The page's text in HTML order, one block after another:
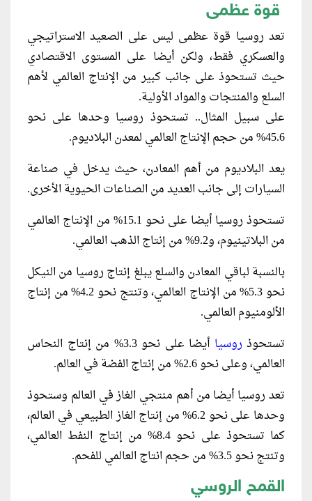
قوة عظمى
تعد روسيا قوة عظمى ليس على الصعيد الاستراتيجي
والعسكري فقط، ولكن أيضا على المستوى الاقتصادي
حيث تستحوذ على جانب كبير من الإنتاج العالمي لأهم
السلع والمنتجات والمواد الأولية.
على سبيل المثال.. تستحوذ روسيا وحدها على نحو
45.6% من حجم الإنتاج العالمي لمعدن البلاديوم.
يعد البلاديوم من أهم المعادن، حيث يدخل في صناعة
السيارات إلى جانب العديد من الصناعات الحيوية الأخرى.
تستحوذ روسيا أيضا على نحو 15.1% من الإنتاج العالمي
من البلاتينيوم، و9.2% من إنتاج الذهب العالمي.
بالنسبة لباقي المعادن والسلع يبلغ إنتاج روسيا من النيكل
نحو 5.3% من الإنتاج العالمي، وتنتج نحو 4.2% من إنتاج
الألومنيوم العالمي.
تستحوذ روسيا
أيضا على نحو 3.3% من إنتاج النحاس
العالمي، وعلى نحو 2.6% من إنتاج الفضة في العالم.
تعد روسيا أيضا من أهم منتجي الغاز في العالم وستحوذ
وحدها على نحو 6.2% من إنتاج الغاز الطبيعي في العالم،
كما تستحوذ على نحو 8.4% من إنتاج النفط العالمي،
وتنتج نحو 3.5% من حجم انتاج العالمي للفحم.
القمح الروسي